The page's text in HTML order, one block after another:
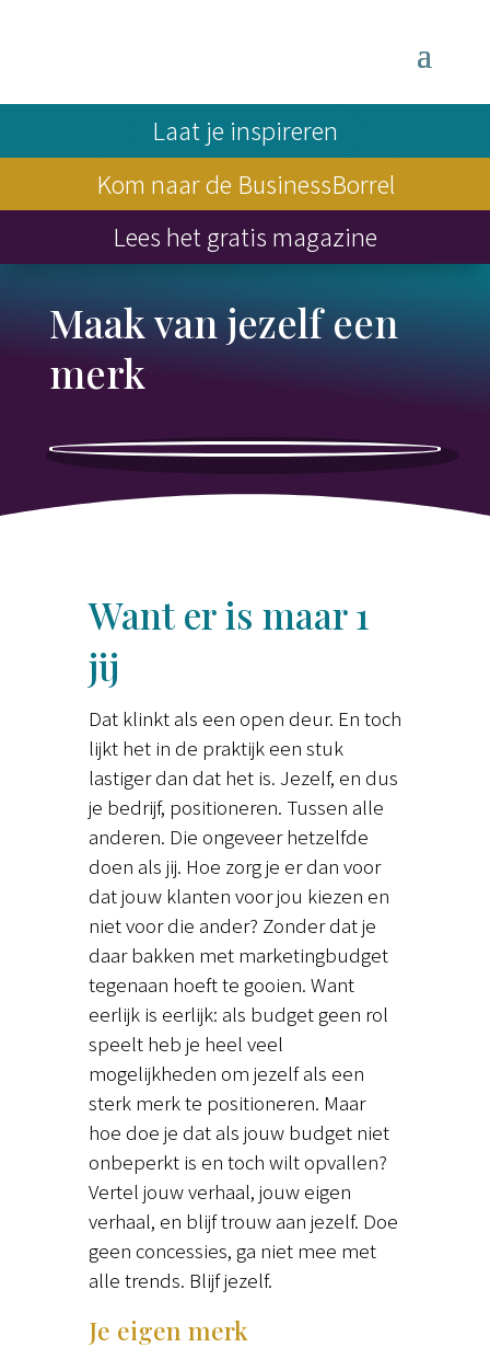
Laat je inspireren
Kom naar de BusinessBorrel
Lees het gratis magazine
Maak van jezelf een
merk
Want er is maar 1
jij
Dat klinkt als een open deur. En toch
lijkt het in de praktijk een stuk
lastiger dan dat het is. Jezelf, en dus
je bedrijf, positioneren. Tussen alle
anderen. Die ongeveer hetzelfde
doen als jij. Hoe zorg je er dan voor
dat jouw klanten voor jou kiezen en
niet voor die ander? Zonder dat je
daar bakken met marketingbudget
tegenaan hoeft te gooien. Want
eerlijk is eerlijk: als budget geen rol
speelt heb je heel veel
mogelijkheden om jezelf als een
sterk merk te positioneren. Maar
hoe doe je dat als jouw budget niet
onbeperkt is en toch wilt opvallen?
Vertel jouw verhaal, jouw eigen
verhaal, en blijf trouw aan jezelf. Doe
geen concessies, ga niet mee met
alle trends. Blijf jezelf.
Je eigen merk